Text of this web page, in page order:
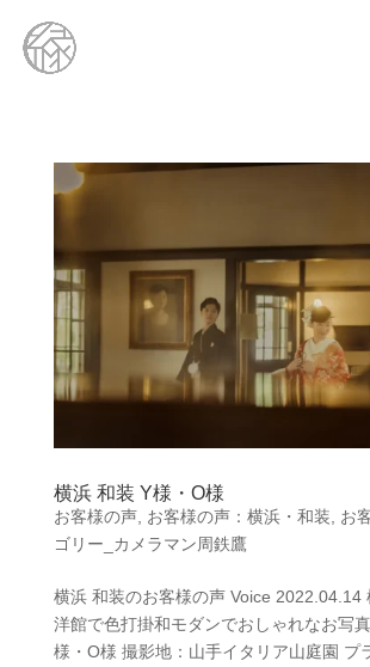
横浜 和装 Y様・O様
お客様の声, お客様の声：横浜・和装
お
ゴリー_カメラマン周鉄鷹
横浜 和装のお客様の声 Voice 2022.04.14
洋館で色打掛和モダンでおしゃれなお写
様・O様 撮影地：山手イタリア山庭園 プ